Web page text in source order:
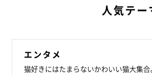
人気テー
エンタメ
猫好きにはたまらないかわいい猫大集